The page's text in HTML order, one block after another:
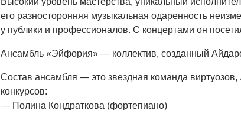
его разносторонняя музыкальная одаренность
у публики и профессионалов. С концертами он
Ансамбль «Эйфория» — коллектив, созданный
Состав ансамбля — это звездная команда
конкурсов:
— Полина Кондраткова (фортепиано)